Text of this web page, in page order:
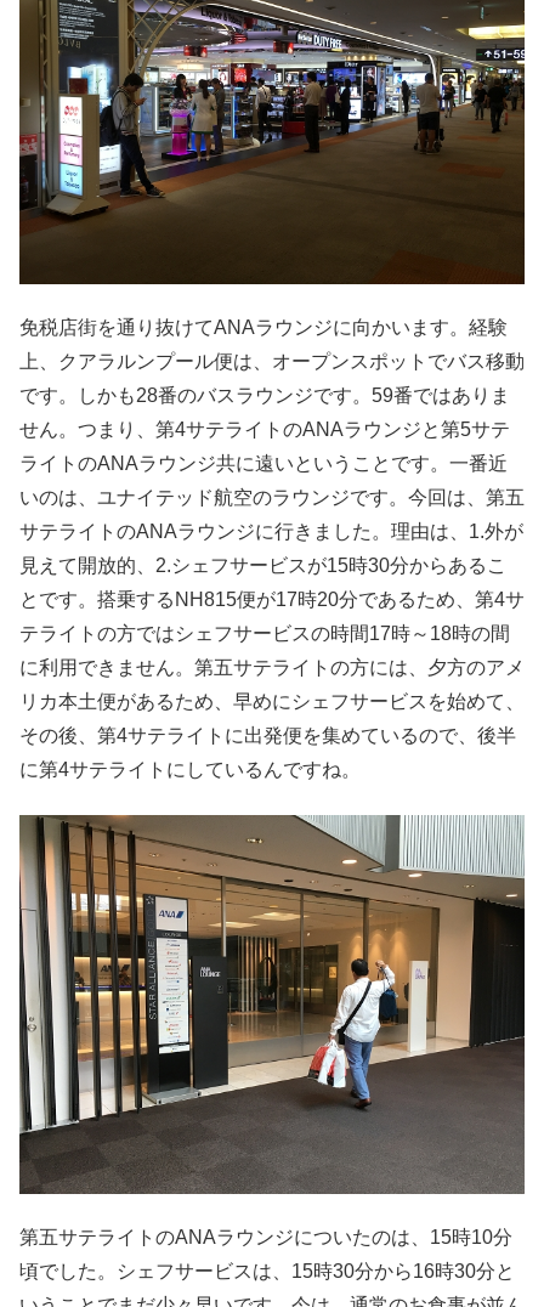
免税店街を通り抜けてANAラウンジに向かいます。経験
上、クアラルンプール便は、オープンスポットでバス移動
です。しかも28番のバスラウンジです。59番ではありま
せん。つまり、第4サテライトのANAラウンジと第5サテ
ライトのANAラウンジ共に遠いということです。一番近
いのは、ユナイテッド航空のラウンジです。今回は、第五
サテライトのANAラウンジに行きました。理由は、1.外が
見えて開放的、2.シェフサービスが15時30分からあるこ
とです。搭乗するNH815便が17時20分であるため、第4サ
テライトの方ではシェフサービスの時間17時～18時の間
に利用できません。第五サテライトの方には、夕方のアメ
リカ本土便があるため、早めにシェフサービスを始めて、
その後、第4サテライトに出発便を集めているので、後半
に第4サテライトにしているんですね。
第五サテライトのANAラウンジについたのは、15時10分
頃でした。シェフサービスは、15時30分から16時30分と